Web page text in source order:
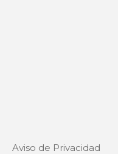
Aviso de Privacidad